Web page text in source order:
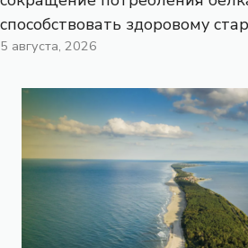
способствовать здоровому
5 августа, 2026